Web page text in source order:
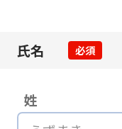
氏名 必須
姓